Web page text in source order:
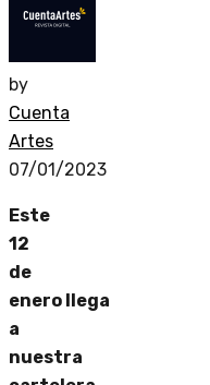
by
Cuenta
Artes
07/01/2023
Este
12
de
enero
llega
a
nuestra